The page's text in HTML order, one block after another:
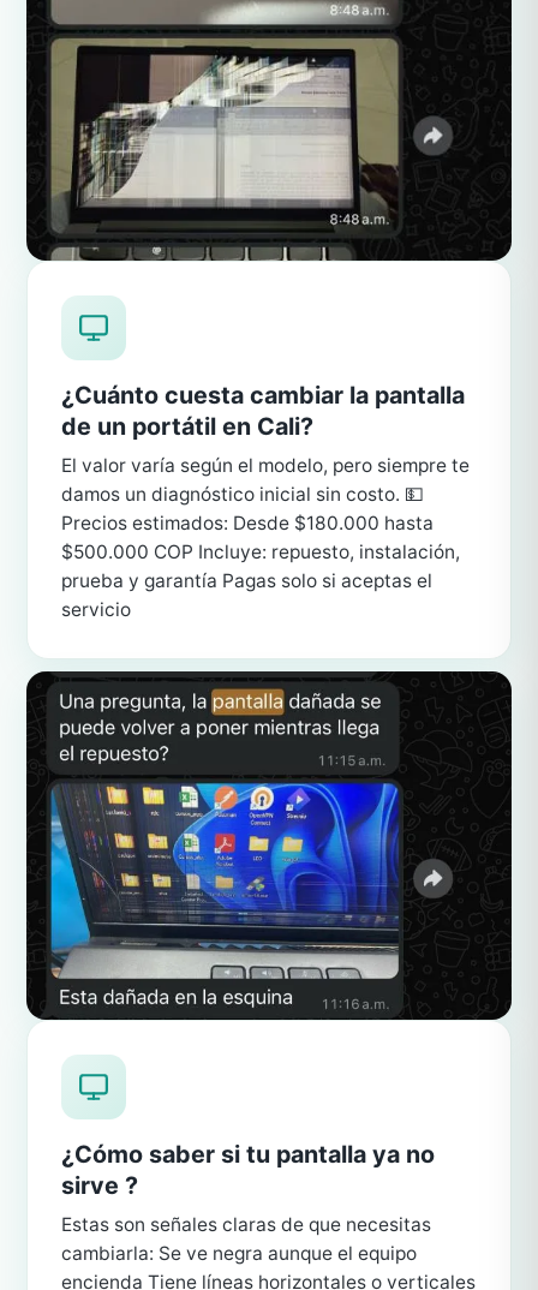
¿Cuánto cuesta cambiar la pantalla
de un portátil en Cali?
El valor varía según el modelo, pero siempre te
damos un diagnóstico inicial sin costo. 💵
Precios estimados: Desde $180.000 hasta
$500.000 COP Incluye: repuesto, instalación,
prueba y garantía Pagas solo si aceptas el
servicio
¿Cómo saber si tu pantalla ya no
sirve ?
Estas son señales claras de que necesitas
cambiarla: Se ve negra aunque el equipo
encienda Tiene líneas horizontales o verticales